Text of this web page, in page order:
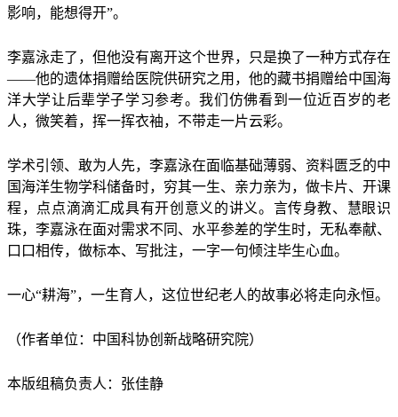
影响，能想得开”。
李嘉泳走了，但他没有离开这个世界，只是换了一种方式存在
——他的遗体捐赠给医院供研究之用，他的藏书捐赠给中国海
洋大学让后辈学子学习参考。我们仿佛看到一位近百岁的老
人，微笑着，挥一挥衣袖，不带走一片云彩。
学术引领、敢为人先，李嘉泳在面临基础薄弱、资料匮乏的中
国海洋生物学科储备时，穷其一生、亲力亲为，做卡片、开课
程，点点滴滴汇成具有开创意义的讲义。言传身教、慧眼识
珠，李嘉泳在面对需求不同、水平参差的学生时，无私奉献、
口口相传，做标本、写批注，一字一句倾注毕生心血。
一心“耕海”，一生育人，这位世纪老人的故事必将走向永恒。
（作者单位：中国科协创新战略研究院）
本版组稿负责人：张佳静